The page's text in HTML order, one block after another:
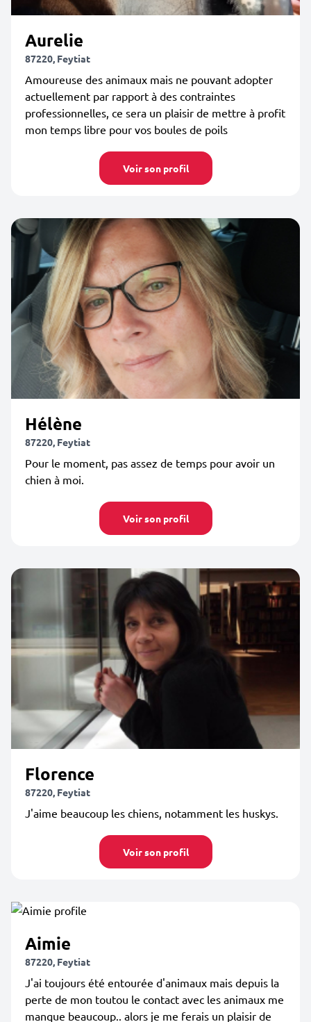
Aurelie
87220, Feytiat
Amoureuse des animaux mais ne pouvant adopter
actuellement par rapport à des contraintes
professionnelles, ce sera un plaisir de mettre à profit
mon temps libre pour vos boules de poils
Voir son profil
Hélène
87220, Feytiat
Pour le moment, pas assez de temps pour avoir un
chien à moi.
Voir son profil
Florence
87220, Feytiat
J'aime beaucoup les chiens, notamment les huskys.
Voir son profil
Aimie
87220, Feytiat
J'ai toujours été entourée d'animaux mais depuis la
perte de mon toutou le contact avec les animaux me
manque beaucoup.. alors je me ferais un plaisir de